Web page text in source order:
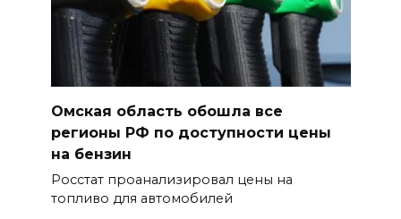
Омская область обошла все
регионы РФ по доступности цены
на бензин
Росстат проанализировал цены на
топливо для автомобилей